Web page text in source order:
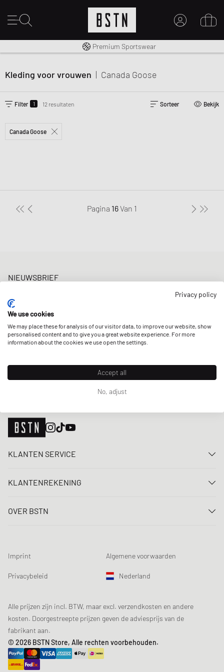
MIJN ACCOUNT
MAAK EEN ACCOUNT AAN
Gratis verzending naar NL vanaf € 100
Premium Sportswear
Kleding voor vrouwen | Canada Goose
Filter 1 12 resultaten Sorteer Bekijk
Canada Goose
Pagina 16Van 1
NIEUWSBRIEF
Raffles & New Arrivals. Schrijf je nu in!
E-mailadres
MELD JE AAN
ONZE WINKELS
KLANTEN SERVICE
FAQ
Loyalty Program
Productveiligheid
KLANTENREKENING
Registreren
Aanmelden nieuwsbrief
Gegevenscontrole
OVER BSTN
Chronicles
Sustainability
Studentenkorting: EDiU
Imprint Algemene voorwaarden
Privacybeleid Nederland
Alle prijzen zijn incl. BTW, maar excl. verzendkosten en andere
kosten. Doorgestreepte prijzen geven de adviesprijs van de
fabrikant aan.
© 2026 BSTN Store, Alle rechten voorbehouden.
Privacy policy
We use cookies
We may place these for analysis of our visitor data, to improve our website, show
personalised content and to give you a great website experience. For more
information about the cookies we use open the settings.
Accept all
No, adjust